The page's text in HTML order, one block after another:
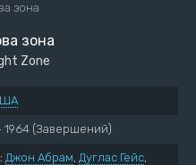
зона
зона
Zone
1964 (Завершений)
Джон Абрам, Дуглас Гейс,